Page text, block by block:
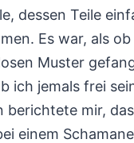
dessen Teile
Es war, als
Muster
ich jemals frei
berichtete mir,
einem